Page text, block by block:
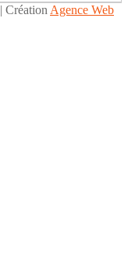
Création Agence Web